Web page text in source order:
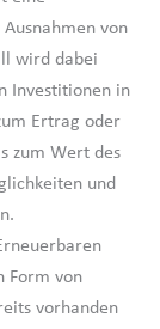
von
wird dabei
Investitionen in
Ertrag oder
zum Wert des
und
Form von
vorhanden